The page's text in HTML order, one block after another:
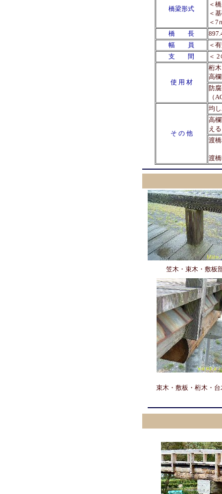
橋梁形式
＜
＜
＜7
橋 長
幅 員
＜
支 間
＜
使 用 材
桁
高
防
（
そ の 他
均
高
える
渡
渡
笠木・束木・敷板
束木・敷板・桁木・台